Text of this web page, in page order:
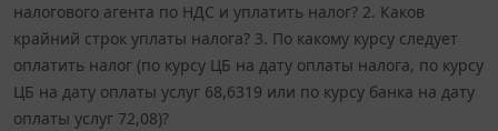
налогового агента по НДС и уплатить налог? 2. Каков
крайний строк уплаты налога? 3. По какому курсу следует
оплатить налог (по курсу ЦБ на дату оплаты налога, по курсу
ЦБ на дату оплаты услуг 68,6319 или по курсу банка на дату
оплаты услуг 72,08)?